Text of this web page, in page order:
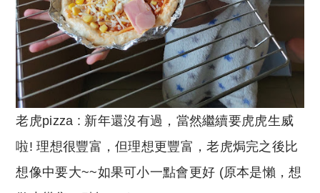
老虎pizza : 新年還沒有過，當然繼續要虎虎生威
啦! 理想很豐富，但理想更豐富，老虎焗完之後比
想像中要大~~如果可小一點會更好 (原本是懶，想